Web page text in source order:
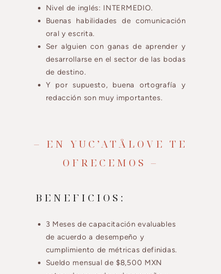
Nivel de inglés: INTERMEDIO.
Buenas habilidades de comunicación
oral y escrita.
Ser alguien con ganas de aprender y
desarrollarse en el sector de las bodas
de destino.
Y por supuesto, buena ortografía y
redacción son muy importantes.
– EN YUC’ATÅLOVE TE
OFRECEMOS –
BENEFICIOS:
3 Meses de capacitación evaluables
de acuerdo a desempeño y
cumplimiento de métricas definidas.
Sueldo mensual de $8,500 MXN